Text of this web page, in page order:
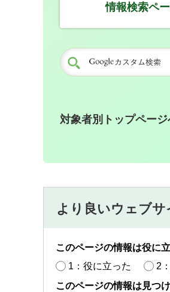
情報検索ペ
対象者別トップページ
より良いウェブ
このページの情報は役に
1：役に立った
2
このページの情報は見つ